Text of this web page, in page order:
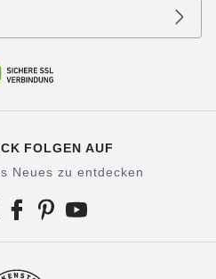
FOLGEN AUF
Neues zu entdecken